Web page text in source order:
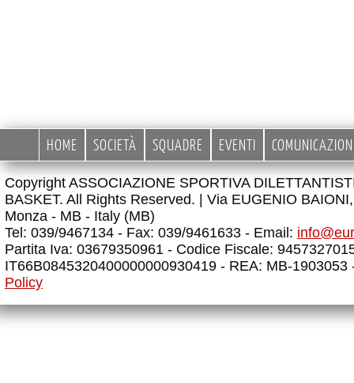
HOME SOCIETÀ SQUADRE EVENTI
Copyright ASSOCIAZIONE SPORTIVA
BASKET. All Rights Reserved. | Via EUGENIO
Monza - MB - Italy (MB)
Tel: 039/9467134 - Fax: 039/9461633 - Email:
Partita Iva: 03679350961 - Codice Fiscale:
IT66B0845320400000000930419 - REA: MB-
Policy